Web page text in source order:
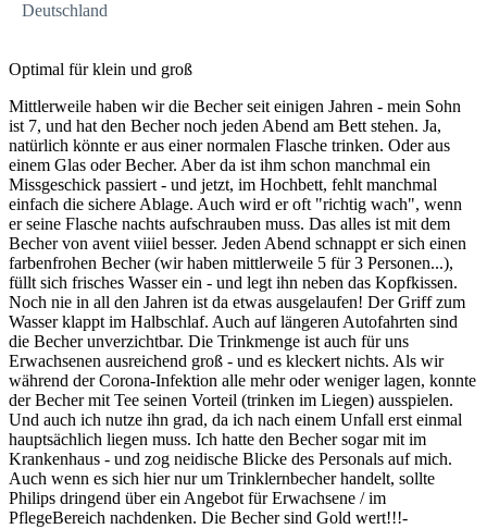
Deutschland
Optimal für klein und groß
Mittlerweile haben wir die Becher seit einigen Jahren - mein Sohn
ist 7, und hat den Becher noch jeden Abend am Bett stehen. Ja,
natürlich könnte er aus einer normalen Flasche trinken. Oder aus
einem Glas oder Becher. Aber da ist ihm schon manchmal ein
Missgeschick passiert - und jetzt, im Hochbett, fehlt manchmal
einfach die sichere Ablage. Auch wird er oft "richtig wach", wenn
er seine Flasche nachts aufschrauben muss. Das alles ist mit dem
Becher von avent viiiel besser. Jeden Abend schnappt er sich einen
farbenfrohen Becher (wir haben mittlerweile 5 für 3 Personen...),
füllt sich frisches Wasser ein - und legt ihn neben das Kopfkissen.
Noch nie in all den Jahren ist da etwas ausgelaufen! Der Griff zum
Wasser klappt im Halbschlaf. Auch auf längeren Autofahrten sind
die Becher unverzichtbar. Die Trinkmenge ist auch für uns
Erwachsenen ausreichend groß - und es kleckert nichts. Als wir
während der Corona-Infektion alle mehr oder weniger lagen, konnte
der Becher mit Tee seinen Vorteil (trinken im Liegen) ausspielen.
Und auch ich nutze ihn grad, da ich nach einem Unfall erst einmal
hauptsächlich liegen muss. Ich hatte den Becher sogar mit im
Krankenhaus - und zog neidische Blicke des Personals auf mich.
Auch wenn es sich hier nur um Trinklernbecher handelt, sollte
Philips dringend über ein Angebot für Erwachsene / im
PflegeBereich nachdenken. Die Becher sind Gold wert!!!-